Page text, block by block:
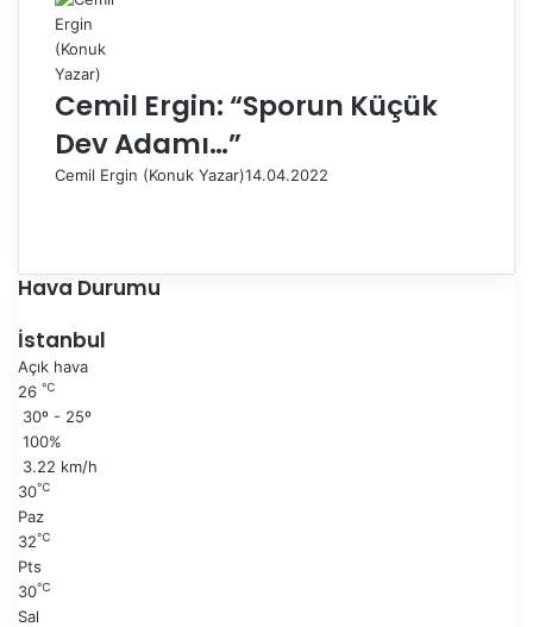
Cemil Ergin: “Sporun Küçük
Dev Adamı…”
Cemil Ergin (Konuk Yazar)14.04.2022
e
k
s
a
a
n
k
i
y
Hava Durumu
İstanbul
Açık hava
26 ℃
30º - 25º
100%
3.22 km/h
30℃
Paz
32℃
Pts
30℃
Sal